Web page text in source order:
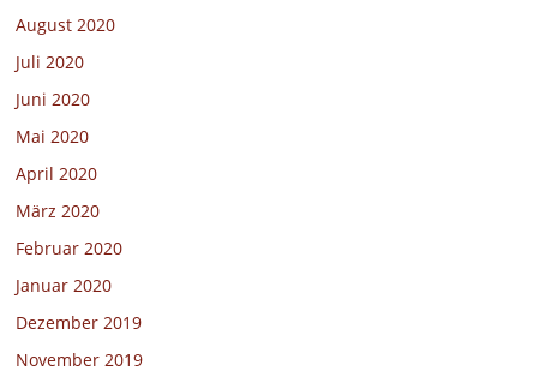
August 2020
Juli 2020
Juni 2020
Mai 2020
April 2020
März 2020
Februar 2020
Januar 2020
Dezember 2019
November 2019